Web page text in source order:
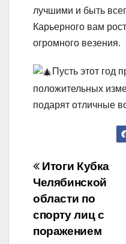
лучшими и быть
Карьерного вам
огромного везения.
Пусть этот год
положительных
подарят отличные
Навигация
по
записям
Итоги Кубка
Челябинской
области по
спорту лиц с
поражением